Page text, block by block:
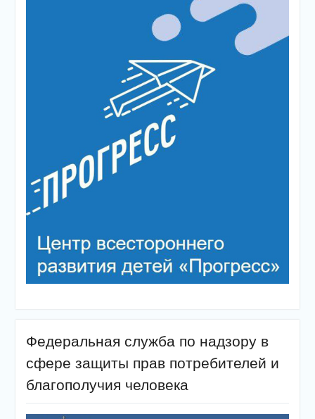
Федеральная служба по надзору в
сфере защиты прав потребителей и
благополучия человека